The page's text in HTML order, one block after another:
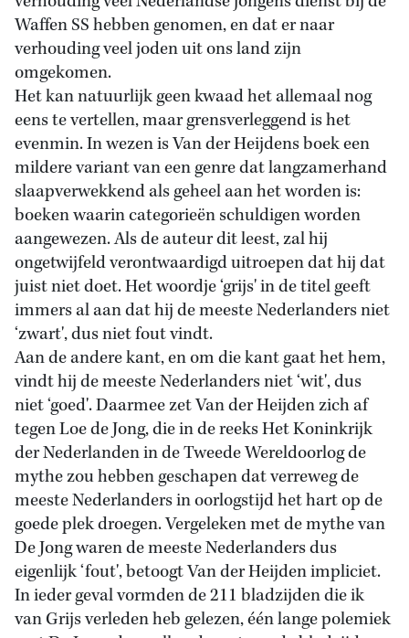
Waffen SS hebben genomen, en dat er naar
verhouding veel joden uit ons land zijn
omgekomen.
Het kan natuurlijk geen kwaad het allemaal nog
eens te vertellen, maar grensverleggend is het
evenmin. In wezen is Van der Heijdens boek een
mildere variant van een genre dat langzamerhand
slaapverwekkend als geheel aan het worden is:
boeken waarin categorieën schuldigen worden
aangewezen. Als de auteur dit leest, zal hij
ongetwijfeld verontwaardigd uitroepen dat hij dat
juist niet doet. Het woordje ‘grijs' in de titel geeft
immers al aan dat hij de meeste Nederlanders niet
‘zwart', dus niet fout vindt.
Aan de andere kant, en om die kant gaat het hem,
vindt hij de meeste Nederlanders niet ‘wit', dus
niet ‘goed'. Daarmee zet Van der Heijden zich af
tegen Loe de Jong, die in de reeks Het Koninkrijk
der Nederlanden in de Tweede Wereldoorlog de
mythe zou hebben geschapen dat verreweg de
meeste Nederlanders in oorlogstijd het hart op de
goede plek droegen. Vergeleken met de mythe van
De Jong waren de meeste Nederlanders dus
eigenlijk ‘fout', betoogt Van der Heijden impliciet.
In ieder geval vormden de 211 bladzijden die ik
van Grijs verleden heb gelezen, één lange polemiek